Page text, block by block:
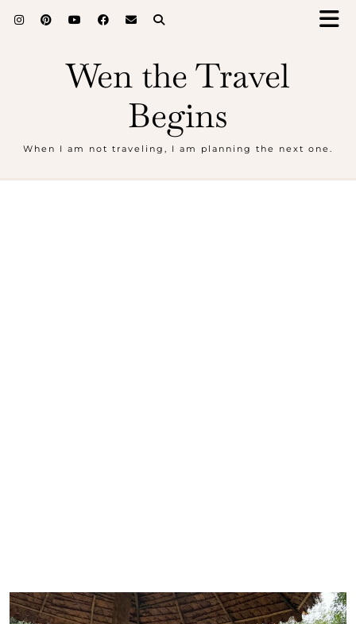
Wen the Travel
Begins
When I am not traveling, I am planning the next one.